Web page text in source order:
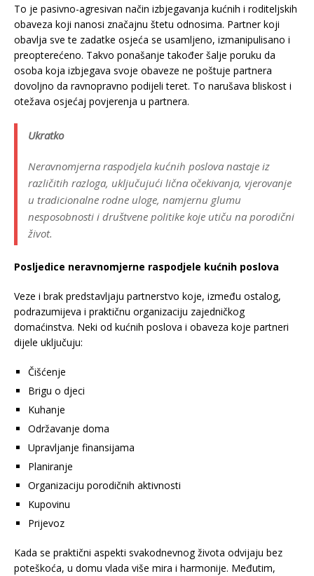
To je pasivno-agresivan način izbjegavanja kućnih i roditeljskih
obaveza koji nanosi značajnu štetu odnosima. Partner koji
obavlja sve te zadatke osjeća se usamljeno, izmanipulisano i
preopterećeno. Takvo ponašanje također šalje poruku da
osoba koja izbjegava svoje obaveze ne poštuje partnera
dovoljno da ravnopravno podijeli teret. To narušava bliskost i
otežava osjećaj povjerenja u partnera.
Ukratko
Neravnomjerna raspodjela kućnih poslova nastaje iz
različitih razloga, uključujući lična očekivanja, vjerovanje
u tradicionalne rodne uloge, namjernu glumu
nesposobnosti i društvene politike koje utiču na porodični
život.
Posljedice neravnomjerne raspodjele kućnih poslova
Veze i brak predstavljaju partnerstvo koje, između ostalog,
podrazumijeva i praktičnu organizaciju zajedničkog
domaćinstva. Neki od kućnih poslova i obaveza koje partneri
dijele uključuju:
Čišćenje
Brigu o djeci
Kuhanje
Održavanje doma
Upravljanje finansijama
Planiranje
Organizaciju porodičnih aktivnosti
Kupovinu
Prijevoz
Kada se praktični aspekti svakodnevnog života odvijaju bez
poteškoća, u domu vlada više mira i harmonije. Međutim,